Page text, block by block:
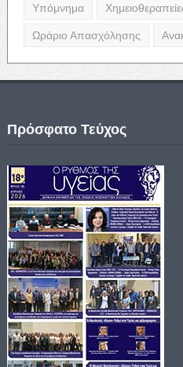
Υπόμνημα
Ωράριο Απασχόλησης
Πρόσφατο Τεύχος